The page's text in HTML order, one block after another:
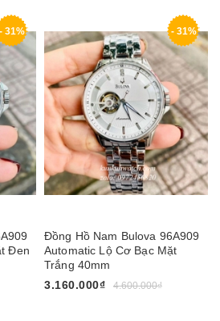
- 31%
Đen
- 31%
Đồng Hồ Nam Bulova 96A909
Automatic Lộ Cơ Bạc Mặt
Trắng 40mm
3.160.000₫
4.600.000₫